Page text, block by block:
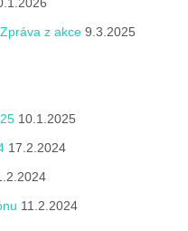
z akce 9.3.2025
10.1.2025
17.2.2024
11.2.2024